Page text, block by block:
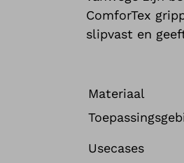
ComforTex
slipvast en
Materiaal
Usecases